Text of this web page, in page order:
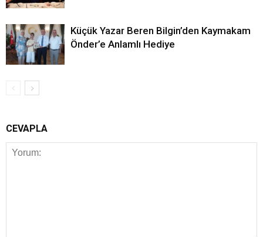
Küçük Yazar Beren Bilgin’den Kaymakam
Önder’e Anlamlı Hediye
CEVAPLA